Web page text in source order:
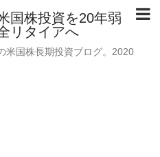
国株投資を20年弱
リタイアへ
米国株長期投資ブログ。2020